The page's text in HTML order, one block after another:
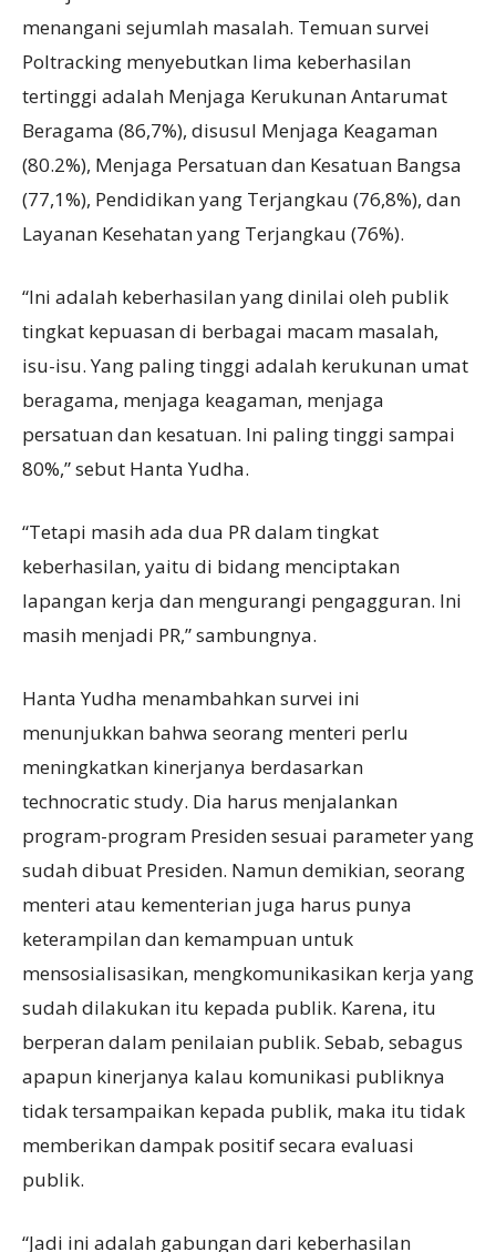
menangani sejumlah masalah. Temuan survei
Poltracking menyebutkan lima keberhasilan
tertinggi adalah Menjaga Kerukunan Antarumat
Beragama (86,7%), disusul Menjaga Keagaman
(80.2%), Menjaga Persatuan dan Kesatuan Bangsa
(77,1%), Pendidikan yang Terjangkau (76,8%), dan
Layanan Kesehatan yang Terjangkau (76%).
“Ini adalah keberhasilan yang dinilai oleh publik
tingkat kepuasan di berbagai macam masalah,
isu-isu. Yang paling tinggi adalah kerukunan umat
beragama, menjaga keagaman, menjaga
persatuan dan kesatuan. Ini paling tinggi sampai
80%,” sebut Hanta Yudha.
“Tetapi masih ada dua PR dalam tingkat
keberhasilan, yaitu di bidang menciptakan
lapangan kerja dan mengurangi pengagguran. Ini
masih menjadi PR,” sambungnya.
Hanta Yudha menambahkan survei ini
menunjukkan bahwa seorang menteri perlu
meningkatkan kinerjanya berdasarkan
technocratic study. Dia harus menjalankan
program-program Presiden sesuai parameter yang
sudah dibuat Presiden. Namun demikian, seorang
menteri atau kementerian juga harus punya
keterampilan dan kemampuan untuk
mensosialisasikan, mengkomunikasikan kerja yang
sudah dilakukan itu kepada publik. Karena, itu
berperan dalam penilaian publik. Sebab, sebagus
apapun kinerjanya kalau komunikasi publiknya
tidak tersampaikan kepada publik, maka itu tidak
memberikan dampak positif secara evaluasi
publik.
“Jadi ini adalah gabungan dari keberhasilan